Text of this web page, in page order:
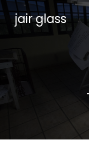
jair glass